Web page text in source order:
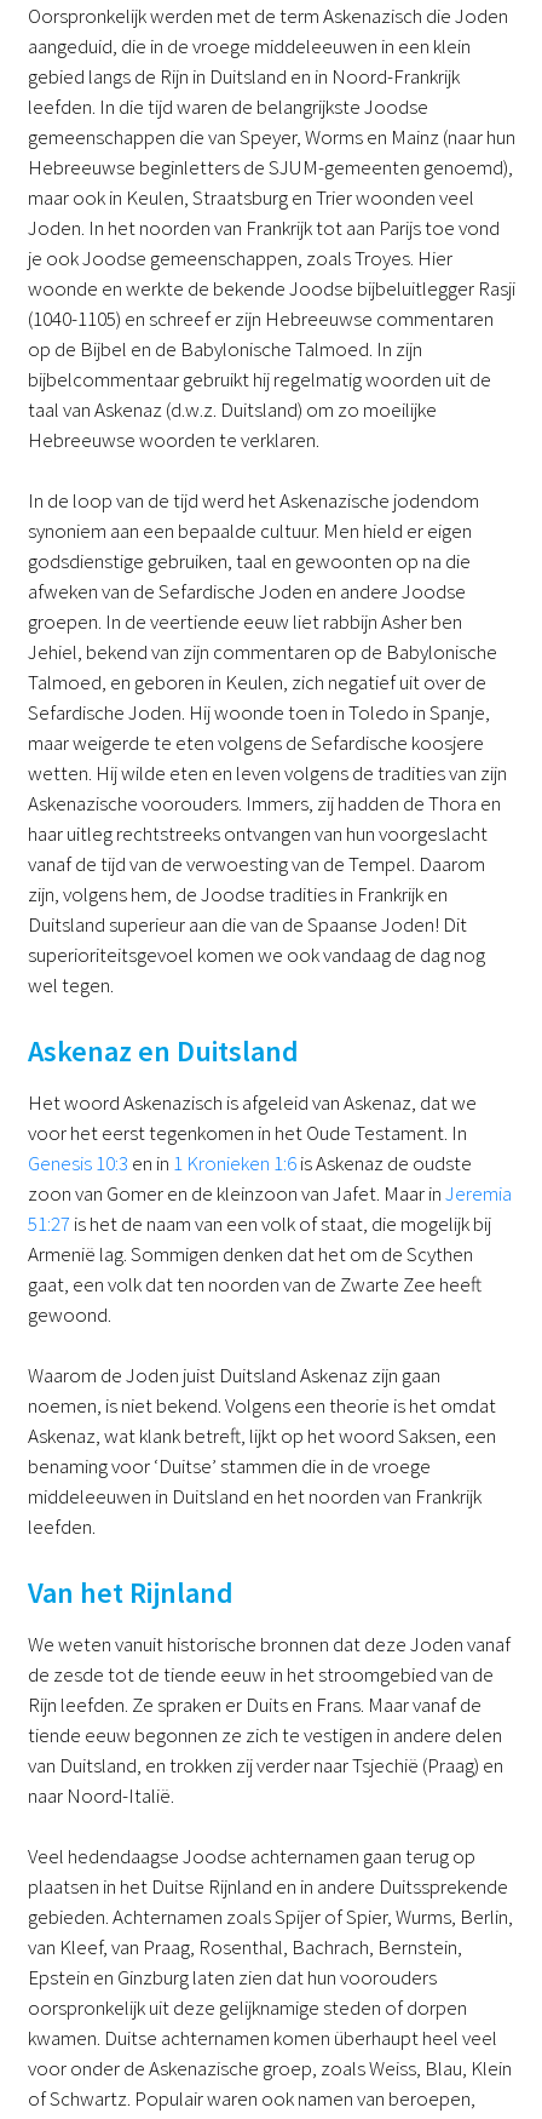
Oorspronkelijk werden met de term Askenazisch die Joden
aangeduid, die in de vroege middeleeuwen in een klein
gebied langs de Rijn in Duitsland en in Noord-Frankrijk
leefden. In die tijd waren de belangrijkste Joodse
gemeenschappen die van Speyer, Worms en Mainz (naar hun
Hebreeuwse beginletters de SJUM-gemeenten genoemd),
maar ook in Keulen, Straatsburg en Trier woonden veel
Joden. In het noorden van Frankrijk tot aan Parijs toe vond
je ook Joodse gemeenschappen, zoals Troyes. Hier
woonde en werkte de bekende Joodse bijbeluitlegger Rasji
(1040-1105) en schreef er zijn Hebreeuwse commentaren
op de Bijbel en de Babylonische Talmoed. In zijn
bijbelcommentaar gebruikt hij regelmatig woorden uit de
taal van Askenaz (d.w.z. Duitsland) om zo moeilijke
Hebreeuwse woorden te verklaren.
In de loop van de tijd werd het Askenazische jodendom
synoniem aan een bepaalde cultuur. Men hield er eigen
godsdienstige gebruiken, taal en gewoonten op na die
afweken van de Sefardische Joden en andere Joodse
groepen. In de veertiende eeuw liet rabbijn Asher ben
Jehiel, bekend van zijn commentaren op de Babylonische
Talmoed, en geboren in Keulen, zich negatief uit over de
Sefardische Joden. Hij woonde toen in Toledo in Spanje,
maar weigerde te eten volgens de Sefardische koosjere
wetten. Hij wilde eten en leven volgens de tradities van zijn
Askenazische voorouders. Immers, zij hadden de Thora en
haar uitleg rechtstreeks ontvangen van hun voorgeslacht
vanaf de tijd van de verwoesting van de Tempel. Daarom
zijn, volgens hem, de Joodse tradities in Frankrijk en
Duitsland superieur aan die van de Spaanse Joden! Dit
superioriteitsgevoel komen we ook vandaag de dag nog
wel tegen.
Askenaz en Duitsland
Het woord Askenazisch is afgeleid van Askenaz, dat we
voor het eerst tegenkomen in het Oude Testament. In
Genesis 10:3 en in 1 Kronieken 1:6is Askenaz de oudste
zoon van Gomer en de kleinzoon van Jafet. Maar inJeremia
51:27 is het de naam van een volk of staat, die mogelijk bij
Armenië lag. Sommigen denken dat het om de Scythen
gaat, een volk dat ten noorden van de Zwarte Zee heeft
gewoond.
Waarom de Joden juist Duitsland Askenaz zijn gaan
noemen, is niet bekend. Volgens een theorie is het omdat
Askenaz, wat klank betreft, lijkt op het woord Saksen, een
benaming voor ‘Duitse’ stammen die in de vroege
middeleeuwen in Duitsland en het noorden van Frankrijk
leefden.
Van het Rijnland
We weten vanuit historische bronnen dat deze Joden vanaf
de zesde tot de tiende eeuw in het stroomgebied van de
Rijn leefden. Ze spraken er Duits en Frans. Maar vanaf de
tiende eeuw begonnen ze zich te vestigen in andere delen
van Duitsland, en trokken zij verder naar Tsjechië (Praag) en
naar Noord-Italië.
Veel hedendaagse Joodse achternamen gaan terug op
plaatsen in het Duitse Rijnland en in andere Duitssprekende
gebieden. Achternamen zoals Spijer of Spier, Wurms, Berlin,
van Kleef, van Praag, Rosenthal, Bachrach, Bernstein,
Epstein en Ginzburg laten zien dat hun voorouders
oorspronkelijk uit deze gelijknamige steden of dorpen
kwamen. Duitse achternamen komen überhaupt heel veel
voor onder de Askenazische groep, zoals Weiss, Blau, Klein
of Schwartz. Populair waren ook namen van beroepen,